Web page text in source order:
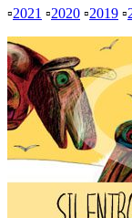
▫2021 ▫2020 ▫2019 ▫